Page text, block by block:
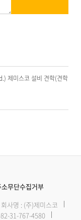
제미스코 설비 견학(견학
무단수집거부
회사명 : (주)제미스코
31-767-4580